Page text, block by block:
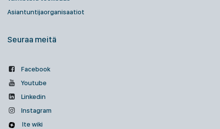
Asiantuntijaorganisaatiot
Seuraa meitä
Facebook
Youtube
Linkedin
Instagram
Ite wiki